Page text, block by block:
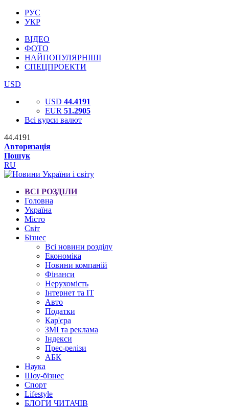
РУС
УКР
ВІДЕО
ФОТО
НАЙПОПУЛЯРНІШІ
СПЕЦПРОЕКТИ
USD
USD 44.4191
EUR 51.2905
Всі курси валют
44.4191
Авторизація
Пошук
RU
ВСІ РОЗДІЛИ
Головна
Україна
Місто
Світ
Бізнес
Всі новини розділу
Економіка
Новини компаній
Фінанси
Нерухомість
Інтернет та IT
Авто
Податки
Кар'єра
ЗМІ та реклама
Індекси
Прес-релізи
АБК
Наука
Шоу-бізнес
Спорт
Lifestyle
БЛОГИ ЧИТАЧІВ